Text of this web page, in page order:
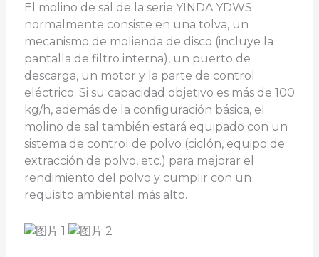
El molino de sal de la serie YINDA YDWS
normalmente consiste en una tolva, un
mecanismo de molienda de disco (incluye la
pantalla de filtro interna), un puerto de
descarga, un motor y la parte de control
eléctrico. Si su capacidad objetivo es más de 100
kg/h, además de la configuración básica, el
molino de sal también estará equipado con un
sistema de control de polvo (ciclón, equipo de
extracción de polvo, etc.) para mejorar el
rendimiento del polvo y cumplir con un
requisito ambiental más alto.